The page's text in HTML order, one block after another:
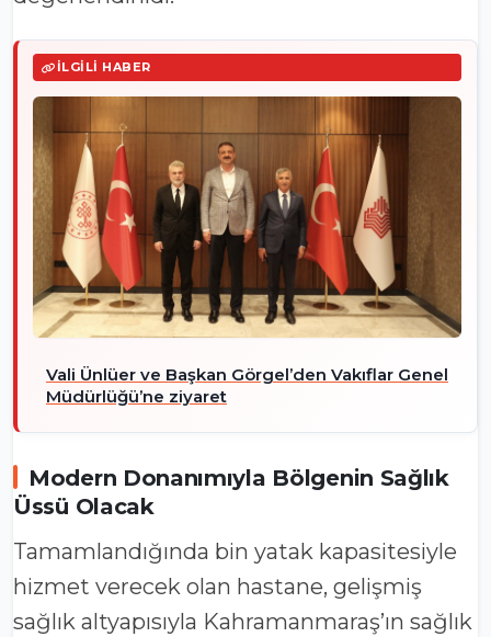
İLGILI HABER
Vali Ünlüer ve Başkan Görgel’den Vakıflar Genel
Müdürlüğü’ne ziyaret
Modern Donanımıyla Bölgenin Sağlık
Üssü Olacak
Tamamlandığında bin yatak kapasitesiyle
hizmet verecek olan hastane, gelişmiş
sağlık altyapısıyla Kahramanmaraş’ın sağlık